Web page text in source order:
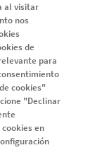
Facebook
al visitar
nos
de
para
cookies"
"Declinar
en